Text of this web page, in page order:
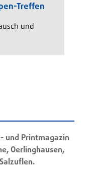
Treffen
und
und Printmagazin
Oerlinghausen,